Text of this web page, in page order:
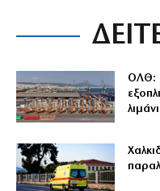
ΟΛΘ:
λιμάνι